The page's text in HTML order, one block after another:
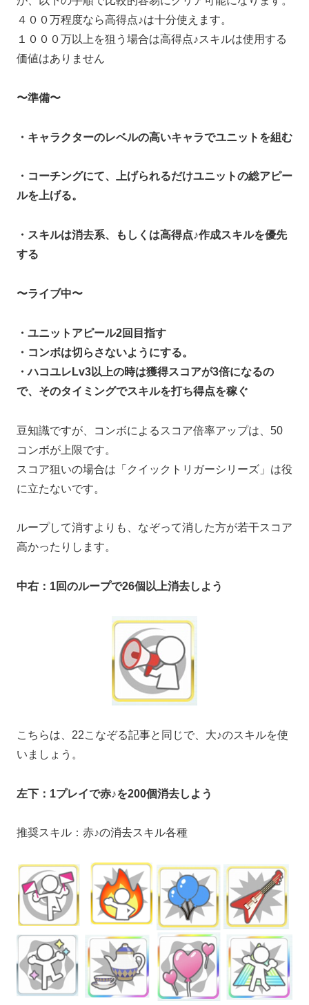
４００万程度なら高得点♪は十分使えます。
１０００万以上を狙う場合は高得点♪スキルは使用する
価値はありません
〜準備〜
・キャラクターのレベルの高いキャラでユニットを組む
・コーチングにて、上げられるだけユニットの総アピー
ルを上げる。
・スキルは消去系、もしくは高得点♪作成スキルを優先
する
〜ライブ中〜
・ユニットアピール2回目指す
・コンボは切らさないようにする。
・ハコユレLv3以上の時は獲得スコアが3倍になるの
で、そのタイミングでスキルを打ち得点を稼ぐ
豆知識ですが、コンボによるスコア倍率アップは、50
コンボが上限です。
スコア狙いの場合は「クイックトリガーシリーズ」は役
に立たないです。
ループして消すよりも、なぞって消した方が若干スコア
高かったりします。
中右：1回のループで26個以上消去しよう
こちらは、22こなぞる記事と同じで、大♪のスキルを使
いましょう。
左下：1プレイで赤♪を200個消去しよう
推奨スキル：赤♪の消去スキル各種